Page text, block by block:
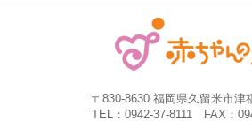
〒830-8630 福岡県久留米市津
TEL：0942-37-8111 FAX：